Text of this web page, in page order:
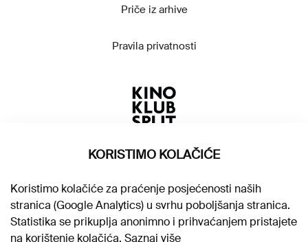
Priče iz arhive
Pravila privatnosti
KORISTIMO KOLAČIĆE
Koristimo kolačiće za praćenje posjećenosti naših
stranica (Google Analytics) u svrhu poboljšanja stranica.
Statistika se prikuplja anonimno i prihvaćanjem pristajete
na korištenje kolačića. Saznaj više